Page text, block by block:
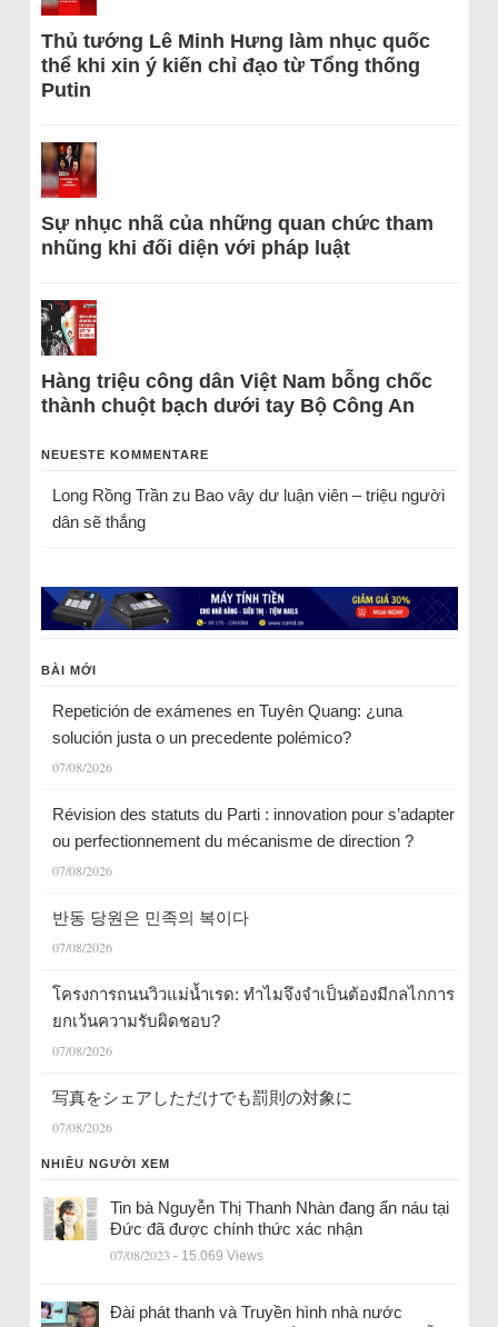
Thủ tướng Lê Minh Hưng làm nhục quốc
thể khi xin ý kiến chỉ đạo từ Tổng thống
Putin
Sự nhục nhã của những quan chức tham
nhũng khi đối diện với pháp luật
Hàng triệu công dân Việt Nam bỗng chốc
thành chuột bạch dưới tay Bộ Công An
NEUESTE KOMMENTARE
Long Rồng Trầnzu Bao vây dư luận viên – triệu người
dân sẽ thắng
BÀI MỚI
Repetición de exámenes en Tuyên Quang: ¿una
solución justa o un precedente polémico?
07/08/2026
Révision des statuts du Parti : innovation pour s’adapter
ou perfectionnement du mécanisme de direction ?
07/08/2026
반동 당원은 민족의 복이다
07/08/2026
โครงการถนนวิวแม่น้ำเรด: ทำไมจึงจำเป็นต้องมีกลไกการ
ยกเว้นความรับผิดชอบ?
07/08/2026
写真をシェアしただけでも罰則の対象に
07/08/2026
NHIỀU NGƯỜI XEM
Tin bà Nguyễn Thị Thanh Nhàn đang ẩn náu tại
Đức đã được chính thức xác nhận
07/08/2023 - 15.069 Views
Đài phát thanh và Truyền hình nhà nước